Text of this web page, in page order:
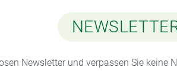
Newsletter und verpassen Sie keine